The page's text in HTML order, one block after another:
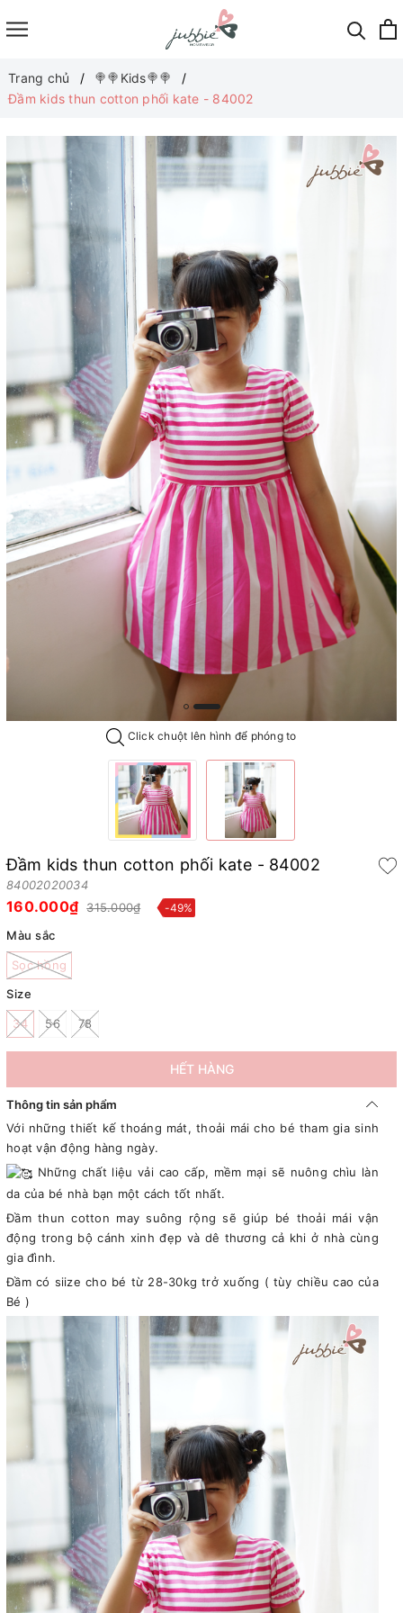
Trang chủ
🍭🍭Kids🍭🍭
Đầm kids thun cotton phối kate - 84002
Click chuột lên hình để phóng to
Đầm kids thun cotton phối kate - 84002
84002020034
160.000₫ 315.000₫ -49%
Màu sắc
Sọc hồng
Size
34 56 78
HẾT HÀNG
Thông tin sản phẩm
Với những thiết kế thoáng mát, thoải mái cho bé tham gia sinh
hoạt vận động hàng ngày.
Những chất liệu vải cao cấp, mềm mại sẽ nuông chìu làn
da của bé nhà bạn một cách tốt nhất.
Đầm thun cotton may suông rộng sẽ giúp bé thoải mái vận
động trong bộ cánh xinh đẹp và dê thương cả khi ở nhà cùng
gia đình.
Đầm có siize cho bé từ 28-30kg trở xuống ( tùy chiều cao của
Bé )